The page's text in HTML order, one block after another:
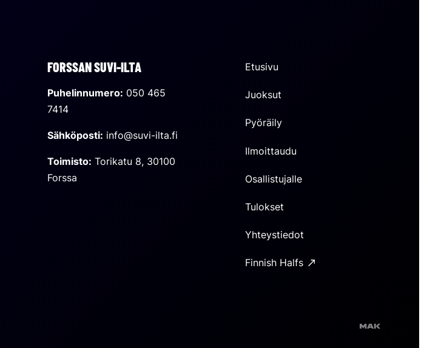
FORSSAN SUVI-ILTA
Puhelinnumero: 050 465
7414
Sähköposti: info@suvi-ilta.fi
Toimisto: Torikatu 8, 30100
Forssa
Etusivu
Juoksut
Pyöräily
Ilmoittaudu
Osallistujalle
Tulokset
Yhteystiedot
Finnish Halfs